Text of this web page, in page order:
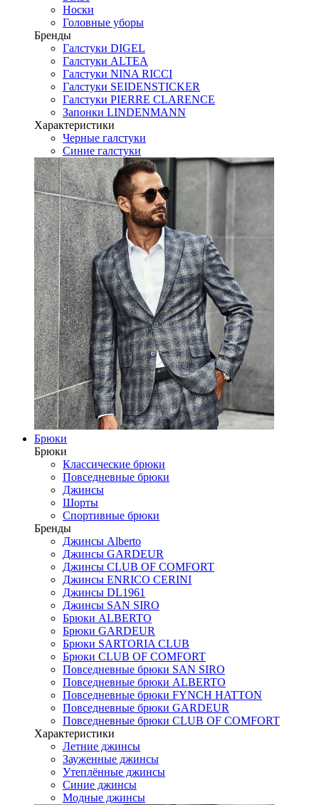
Носки
Головные уборы
Бренды
Галстуки DIGEL
Галстуки ALTEA
Галстуки NINA RICCI
Галстуки SEIDENSTICKER
Галстуки PIERRE CLARENCE
Запонки LINDENMANN
Характеристики
Черные галстуки
Синие галстуки
Брюки
Брюки
Классические брюки
Повседневные брюки
Джинсы
Шорты
Спортивные брюки
Бренды
Джинсы Alberto
Джинсы GARDEUR
Джинсы CLUB OF COMFORT
Джинсы ENRICO CERINI
Джинсы DL1961
Джинсы SAN SIRO
Брюки ALBERTO
Брюки GARDEUR
Брюки SARTORIA CLUB
Брюки CLUB OF COMFORT
Повседневные брюки SAN SIRO
Повседневные брюки ALBERTO
Повседневные брюки FYNCH HATTON
Повседневные брюки GARDEUR
Повседневные брюки CLUB OF COMFORT
Характеристики
Летние джинсы
Зауженные джинсы
Утеплённые джинсы
Синие джинсы
Модные джинсы